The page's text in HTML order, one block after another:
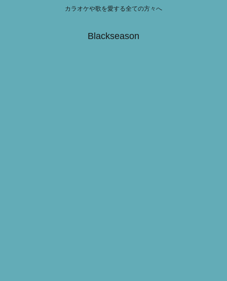
カラオケや歌を愛する全ての方々へ
Blackseason